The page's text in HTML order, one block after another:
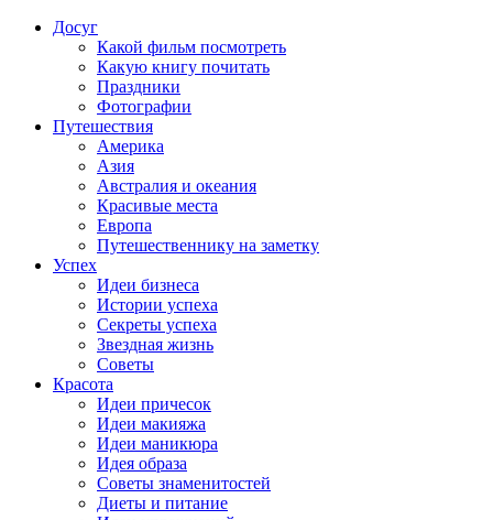
Досуг
Какой фильм посмотреть
Какую книгу почитать
Праздники
Фотографии
Путешествия
Америка
Азия
Австралия и океания
Красивые места
Европа
Путешественнику на заметку
Успех
Идеи бизнеса
Истории успеха
Секреты успеха
Звездная жизнь
Советы
Красота
Идеи причесок
Идеи макияжа
Идеи маникюра
Идея образа
Советы знаменитостей
Диеты и питание